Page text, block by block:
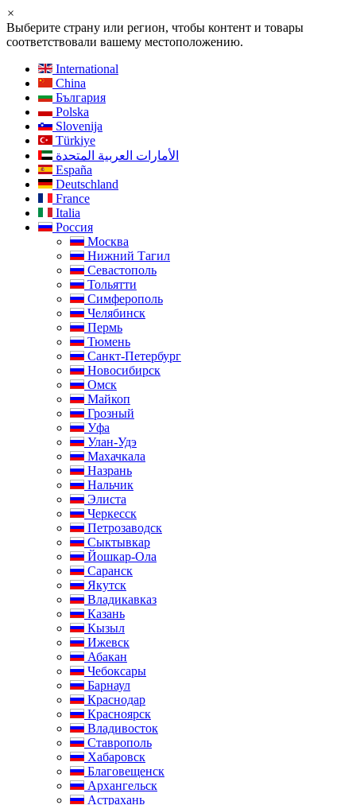
×
Выберите страну или регион, чтобы контент и товары
соответствовали вашему местоположению.
International
China
България
Polska
Slovenija
Türkiye
الأمارات العربية المتحدة
España
Deutschland
France
Italia
Россия
Москва
Нижний Тагил
Севастополь
Тольятти
Симферополь
Челябинск
Пермь
Тюмень
Санкт-Петербург
Новосибирск
Омск
Майкоп
Грозный
Уфа
Улан-Удэ
Махачкала
Назрань
Нальчик
Элиста
Черкесск
Петрозаводск
Сыктывкар
Йошкар-Ола
Саранск
Якутск
Владикавказ
Казань
Кызыл
Ижевск
Абакан
Чебоксары
Барнаул
Краснодар
Красноярск
Владивосток
Ставрополь
Хабаровск
Благовещенск
Архангельск
Астрахань